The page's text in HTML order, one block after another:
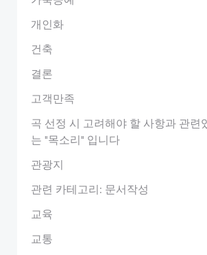
개인화
건축
결론
고객만족
곡 선정 시 고려해야 할 사항과 관련
는 "목소리" 입니다
관광지
관련 카테고리: 문서작성
교육
교통